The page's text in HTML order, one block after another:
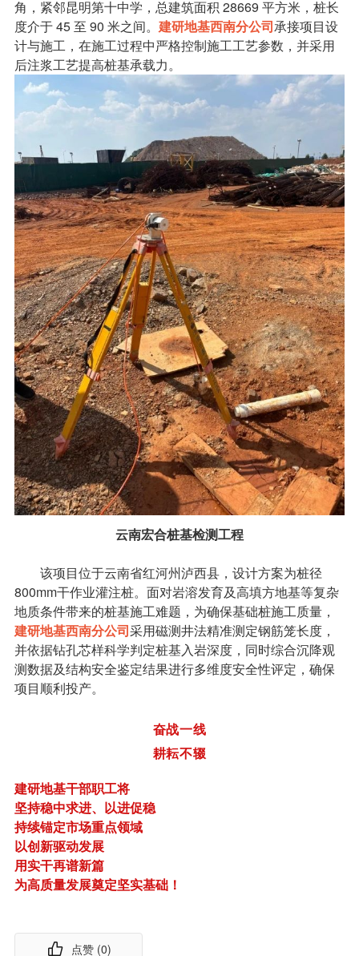
角，紧邻昆明第十中学，总建筑面积 28669 平方米，桩长
度介于 45 至 90 米之间。 建研地基西南分公司承接项目设
计与施工，在施工过程中严格控制施工工艺参数，并采用
后注浆工艺提高桩基承载力。
云南宏合桩基检测工程
该项目位于云南省红河州泸西县，设计方案为桩径
800mm干作业灌注桩。面对岩溶发育及高填方地基等复杂
地质条件带来的桩基施工难题，为确保基础桩施工质量，
建研地基西南分公司采用磁测井法精准测定钢筋笼长度，
并依据钻孔芯样科学判定桩基入岩深度，同时综合沉降观
测数据及结构安全鉴定结果进行多维度安全性评定，确保
项目顺利投产。
奋战一线
耕耘不辍
建研地基干部职工将
坚持稳中求进、以进促稳
持续锚定市场重点领域
以创新驱动发展
用实干再谱新篇
为高质量发展奠定坚实基础！
点赞 (0)